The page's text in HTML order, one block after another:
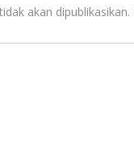
akan dipublikasikan.